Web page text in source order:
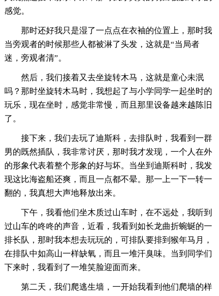
感觉。
那时还好我只是湿了一点点在衣袖的位置上，那时我
当旁观者的时候那些人都被淋了头发，这就是“当局者
迷，旁观者清”。
然后，我们接着又去坐旋转木马，这就是童心未泯
吗？那时坐旋转木马时，我想起了与小学同学一起坐时的
玩乐，现在坐时，感觉非常慢，而且那里设备越来越陈旧
了。
接下来，我们去玩了迪斯科，去排队时，我看到一群
男的既然插队，我非常讨厌，那时我才发现，一个人在外
的形象代表着整个形象的好与坏。当坐到迪斯科时，我发
现这比海盗船还爽，而且一点都不晕。那一上一下一转一
翻的，我真想大声地释放出来。
下午，我看他们坐木质过山车时，在不远处，我听到
过山车的咚咚的声音，近看，我看到如长龙曲折蜿蜒的一
排长队，那时我本想去玩玩的，可排队要排到猴年马月，
在排队中如高山一样缺氧，而且一堆汗臭味。当到同学们
下来时，我看到了一堆笑脸迎面而来。
第二天，我们爬逃生墙，一开始我看到他们爬墙的样